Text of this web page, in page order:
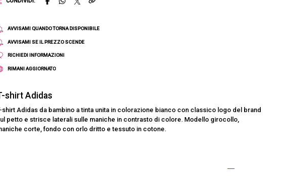
AVVISAMI QUANDO TORNA DISPONIBILE
AVVISAMI SE IL PREZZO SCENDE
RICHIEDI INFORMAZIONI
RIMANI AGGIORNATO
shirt Adidas
shirt Adidas da bambino a tinta unita in colorazione bianco con classico logo del brand
petto e strisce laterali sulle maniche in contrasto di colore. Modello girocollo,
corte, fondo con orlo dritto e tessuto in cotone.